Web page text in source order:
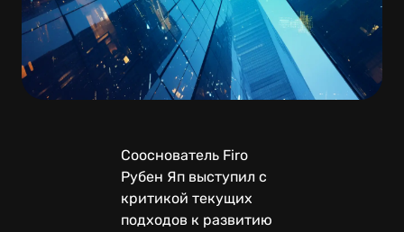
Сооснователь Firo
Рубен Яп выступил с
критикой текущих
подходов к развитию